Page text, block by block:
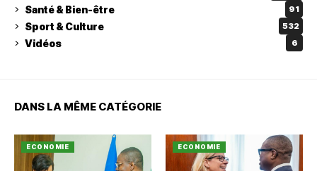
Santé & Bien-être 91
Sport & Culture 532
Vidéos 6
DANS LA MÊME CATÉGORIE
ECONOMIE ECONOMIE